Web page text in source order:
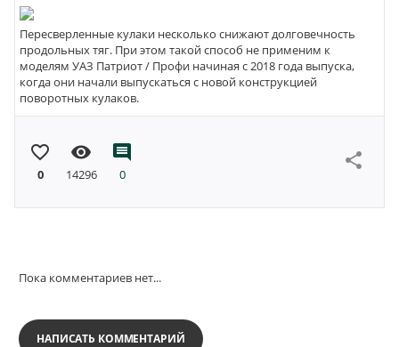
Пересверленные кулаки несколько снижают долговечность
продольных тяг. При этом такой способ не применим к
моделям УАЗ Патриот / Профи начиная с 2018 года выпуска,
когда они начали выпускаться с новой конструкцией
поворотных кулаков.
favorite_border
0
visibility
14296
comment
0
share
Пока комментариев нет...
НАПИСАТЬ КОММЕНТАРИЙ